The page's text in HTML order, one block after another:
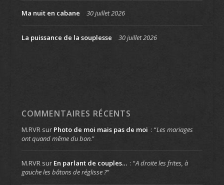
Ma nuit en cabane 30 juillet 2026
La puissance de la souplesse 30 juillet 2026
COMMENTAIRES RÉCENTS
M.RVRsur Photo de moi mais pas de moi : “Les mariages
ont quand même du bon.”
M.RVRsur En parlant de couples… : “A droite les frites, à
gauche les bâtons de réglisse ?”